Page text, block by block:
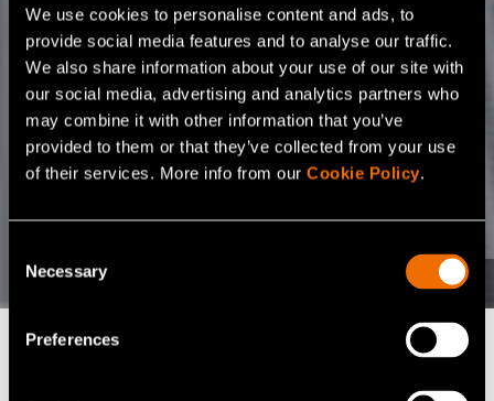
We use cookies to personalise content and ads, to
provide social media features and to analyse our traffic.
We also share information about your use of our site with
our social media, advertising and analytics partners who
may combine it with other information that you’ve
provided to them or that they’ve collected from your use
of their services. More info from our Cookie Policy.
Selection
Necessary
Preferences